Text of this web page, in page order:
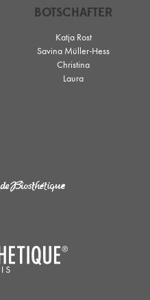
BOTSCHAFTER
Katja Rost
Savina Müller-Hess
Christina
Laura